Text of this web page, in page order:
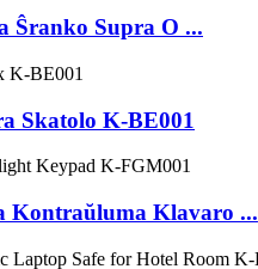
Ŝranko Supra O ...
Skatolo K-BE001
Kontraŭluma Klavaro ...